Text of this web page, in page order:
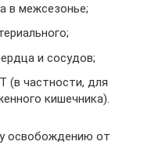
в межсезонье;
и сосудов;
(в частности, для
кишечника).
освобождению от